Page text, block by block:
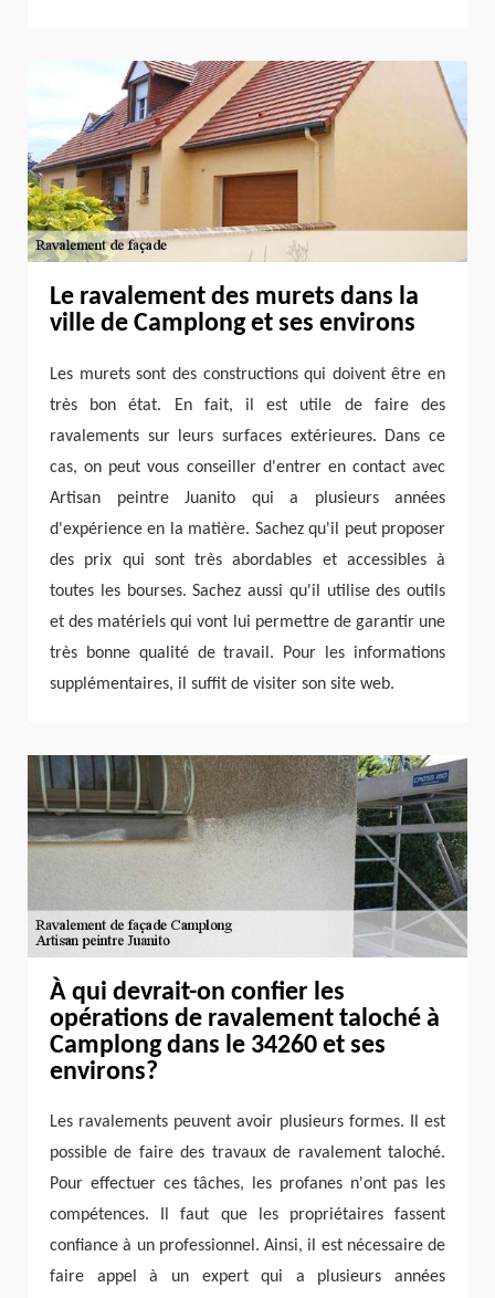
Le ravalement des murets dans la
ville de Camplong et ses environs
Les murets sont des constructions qui doivent être en
très bon état. En fait, il est utile de faire des
ravalements sur leurs surfaces extérieures. Dans ce
cas, on peut vous conseiller d'entrer en contact avec
Artisan peintre Juanito qui a plusieurs années
d'expérience en la matière. Sachez qu'il peut proposer
des prix qui sont très abordables et accessibles à
toutes les bourses. Sachez aussi qu'il utilise des outils
et des matériels qui vont lui permettre de garantir une
très bonne qualité de travail. Pour les informations
supplémentaires, il suffit de visiter son site web.
À qui devrait-on confier les
opérations de ravalement taloché à
Camplong dans le 34260 et ses
environs?
Les ravalements peuvent avoir plusieurs formes. Il est
possible de faire des travaux de ravalement taloché.
Pour effectuer ces tâches, les profanes n'ont pas les
compétences. Il faut que les propriétaires fassent
confiance à un professionnel. Ainsi, il est nécessaire de
faire appel à un expert qui a plusieurs années